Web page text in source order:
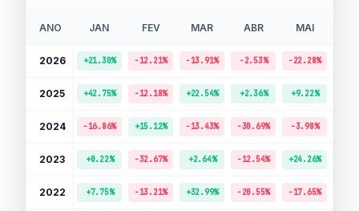
ANO JAN FEV MAR ABR MAI
2026 +21.30% -12.21% -13.91% -2.53% -22.28%
2025 +42.75% -12.18% +22.54% +2.36% +9.22%
2024 -16.86% +15.12% -13.43% -30.69% -3.98%
2023 +0.22% -32.67% +2.64% -12.54% +24.26%
2022 +7.75% -13.21% +32.99% -20.55% -17.65%